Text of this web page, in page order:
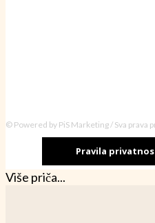
© Powered by PiS Marketing / Sva prava
Pravila
Više priča...